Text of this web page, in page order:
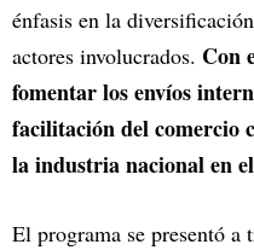
énfasis en la
actores involucrados. Con
fomentar los envíos
facilitación del comercio
la industria nacional en
El programa se presentó a